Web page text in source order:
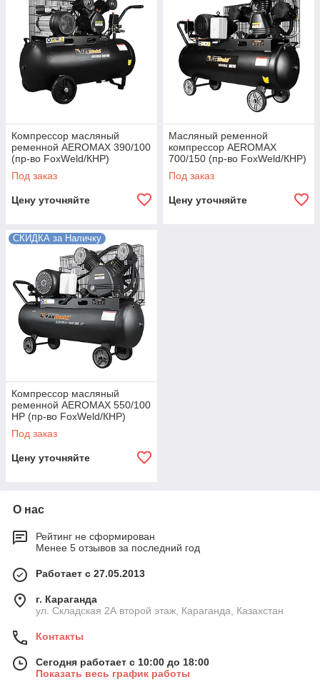
Компрессор масляный
ременной AEROMAX 390/100
(пр-во FoxWeld/КНР)
Под заказ
Цену уточняйте
Масляный ременной
компрессор AEROMAX
700/150 (пр-во FoxWeld/КНР)
Под заказ
Цену уточняйте
СКИДКА за Наличку
Компрессор масляный
ременной AEROMAX 550/100
HP (пр-во FoxWeld/КНР)
Под заказ
Цену уточняйте
О нас
Рейтинг не сформирован
Менее 5 отзывов за последний год
Работает с 27.05.2013
г. Караганда
ул. Складская 2А второй этаж, Караганда, Казахстан
Контакты
Сегодня работает с 10:00 до 18:00
Показать весь график работы